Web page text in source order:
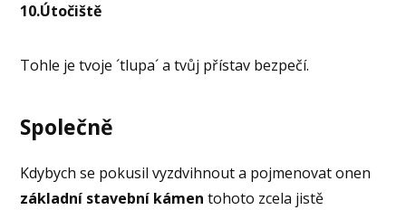
10.Útočiště
Tohle je tvoje ´tlupa´ a tvůj přístav bezpečí.
Společně
Kdybych se pokusil vyzdvihnout a pojmenovat onen
základní stavební kámen tohoto zcela jistě